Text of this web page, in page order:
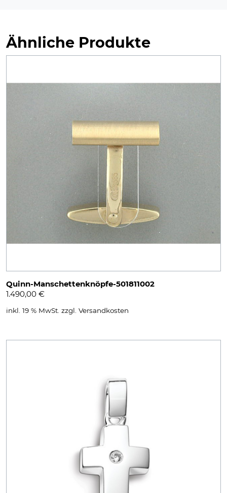
Ähnliche Produkte
Quinn-Manschettenknöpfe-501811002
1.490,00 €
inkl. 19 % MwSt. zzgl. Versandkosten